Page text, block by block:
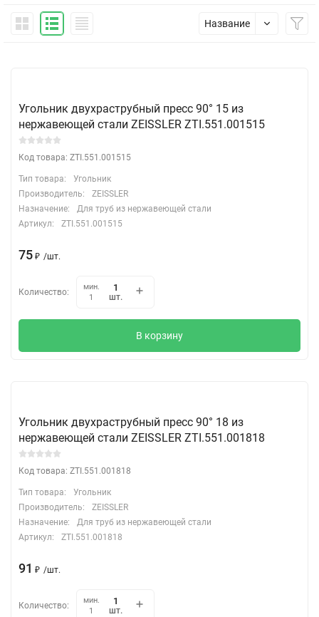
Название
Угольник двухраструбный пресс 90° 15 из
нержавеющей стали ZEISSLER ZTI.551.001515
Код товара: ZTI.551.001515
Тип товара:
Угольник
Производитель:
ZEISSLER
Назначение:
Для труб из нержавеющей стали
Артикул:
ZTI.551.001515
75 ₽ /шт.
Количество:
мин.
1
шт.
В корзину
Угольник двухраструбный пресс 90° 18 из
нержавеющей стали ZEISSLER ZTI.551.001818
Код товара: ZTI.551.001818
Тип товара:
Угольник
Производитель:
ZEISSLER
Назначение:
Для труб из нержавеющей стали
Артикул:
ZTI.551.001818
91 ₽ /шт.
Количество:
мин.
1
шт.